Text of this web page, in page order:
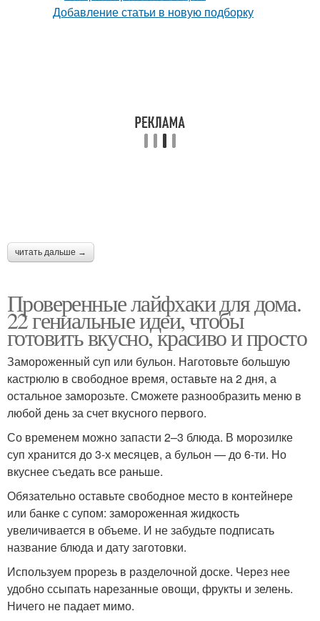
читать дальше →
Проверенные лайфхаки для дома.
22 гениальные идеи, чтобы
готовить вкусно, красиво и просто
Замороженный суп или бульон. Наготовьте большую
кастрюлю в свободное время, оставьте на 2 дня, а
остальное заморозьте. Сможете разнообразить меню в
любой день за счет вкусного первого.
Со временем можно запасти 2–3 блюда. В морозилке
суп хранится до 3-х месяцев, а бульон — до 6-ти. Но
вкуснее съедать все раньше.
Обязательно оставьте свободное место в контейнере
или банке с супом: замороженная жидкость
увеличивается в объеме. И не забудьте подписать
название блюда и дату заготовки.
Используем прорезь в разделочной доске. Через нее
удобно ссыпать нарезанные овощи, фрукты и зелень.
Ничего не падает мимо.